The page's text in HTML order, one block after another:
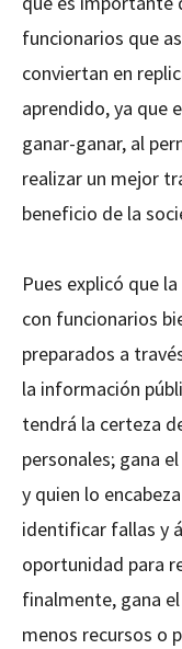
funcionarios que
conviertan en
aprendido, ya que
ganar-ganar, al
realizar un mejor
beneficio de la
Pues explicó que
con funcionarios
preparados a
la información
tendrá la certeza
personales; gana
y quien lo
identificar fallas y
oportunidad para
finalmente, gana
menos recursos o